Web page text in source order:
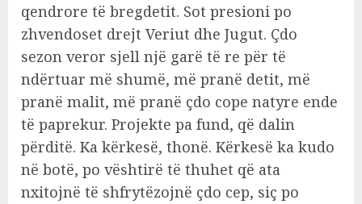
qendrore të bregdetit. Sot presioni po
zhvendoset drejt Veriut dhe Jugut. Çdo
sezon veror sjell një garë të re për të
ndërtuar më shumë, më pranë detit, më
pranë malit, më pranë çdo cope natyre ende
të paprekur. Projekte pa fund, që dalin
përditë. Ka kërkesë, thonë. Kërkesë ka kudo
në botë, po vështirë të thuhet që ata
nxitojnë të shfrytëzojnë çdo cep, siç po